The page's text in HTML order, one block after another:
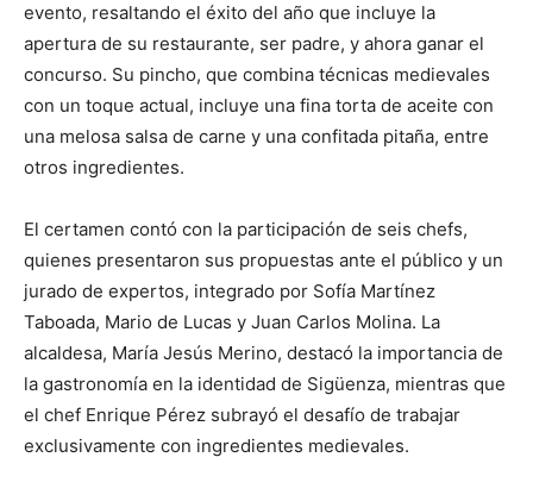
evento, resaltando el éxito del año que incluye la
apertura de su restaurante, ser padre, y ahora ganar el
concurso. Su pincho, que combina técnicas medievales
con un toque actual, incluye una fina torta de aceite con
una melosa salsa de carne y una confitada pitaña, entre
otros ingredientes.
El certamen contó con la participación de seis chefs,
quienes presentaron sus propuestas ante el público y un
jurado de expertos, integrado por Sofía Martínez
Taboada, Mario de Lucas y Juan Carlos Molina. La
alcaldesa, María Jesús Merino, destacó la importancia de
la gastronomía en la identidad de Sigüenza, mientras que
el chef Enrique Pérez subrayó el desafío de trabajar
exclusivamente con ingredientes medievales.